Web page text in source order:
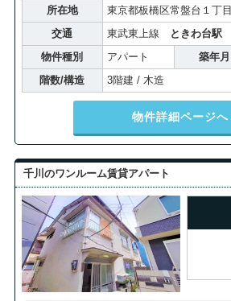
所在地
東京都板橋区常盤台１丁目
交通
東武東上線
ときわ台駅
物件種別
アパート 築年月
階数/構造
3階建 / 木造
物件詳細ページへ
千川のワンルーム賃貸アパート